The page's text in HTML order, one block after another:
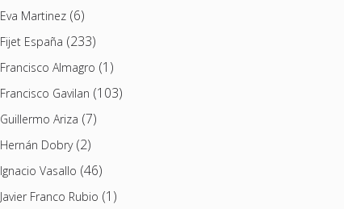
Eva Martinez(6)
Fijet España (233)
Francisco Almagro (1)
Francisco Gavilan (103)
Guillermo Ariza (7)
Hernán Dobry(2)
Ignacio Vasallo (46)
Javier Franco Rubio (1)